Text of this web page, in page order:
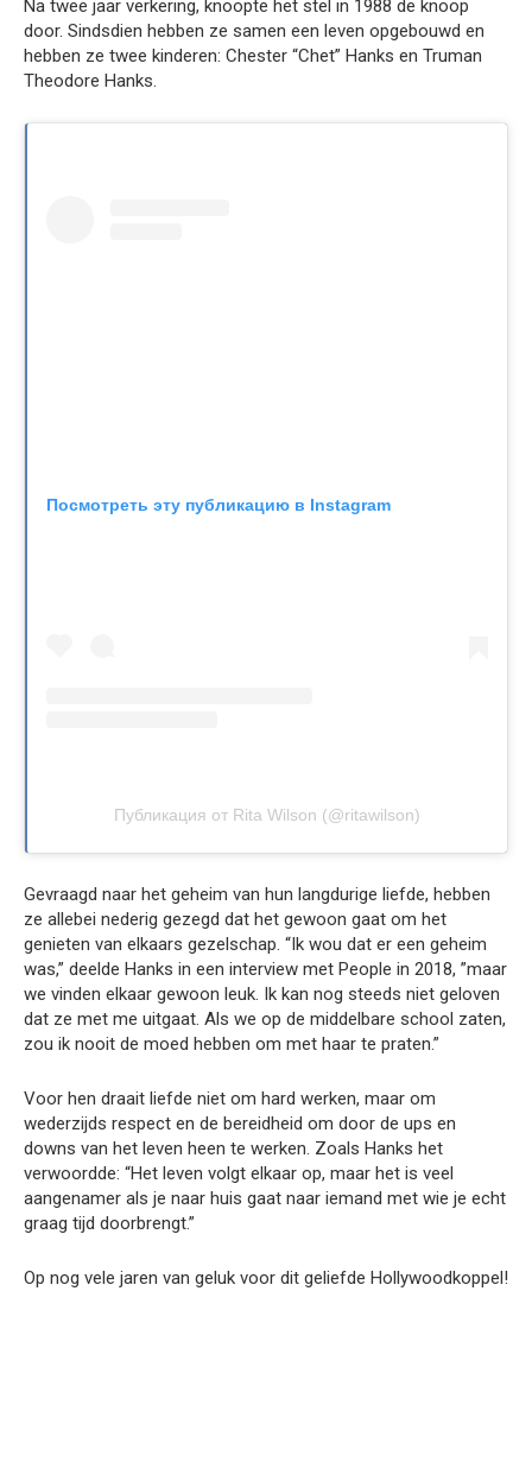
Na twee jaar verkering, knoopte het stel in 1988 de knoop
door. Sindsdien hebben ze samen een leven opgebouwd en
hebben ze twee kinderen: Chester “Chet” Hanks en Truman
Theodore Hanks.
Посмотреть эту публикацию в Instagram
Публикация от Rita Wilson (@ritawilson)
Gevraagd naar het geheim van hun langdurige liefde, hebben
ze allebei nederig gezegd dat het gewoon gaat om het
genieten van elkaars gezelschap. “Ik wou dat er een geheim
was,” deelde Hanks in een interview met People in 2018, ”maar
we vinden elkaar gewoon leuk. Ik kan nog steeds niet geloven
dat ze met me uitgaat. Als we op de middelbare school zaten,
zou ik nooit de moed hebben om met haar te praten.”
Voor hen draait liefde niet om hard werken, maar om
wederzijds respect en de bereidheid om door de ups en
downs van het leven heen te werken. Zoals Hanks het
verwoordde: “Het leven volgt elkaar op, maar het is veel
aangenamer als je naar huis gaat naar iemand met wie je echt
graag tijd doorbrengt.”
Op nog vele jaren van geluk voor dit geliefde Hollywoodkoppel!